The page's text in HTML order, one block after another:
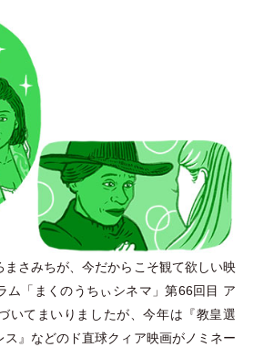
さみちが、今だからこそ観て欲しい映
ム 「 まくのうちぃシネマ 」第66回目 ア
いてまいりましたが、今年は『教皇選
ス』などのド直球クィア映画がノミネー